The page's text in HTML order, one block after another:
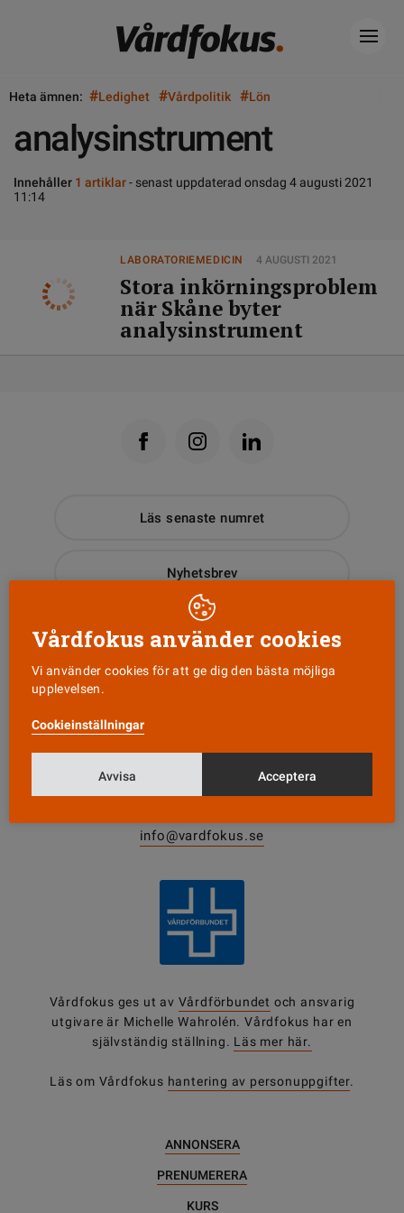
Heta ämnen: #Ledighet #Vårdpolitik #Lön
analysinstrument
Innehåller 1 artiklar- senast uppdaterad onsdag 4 augusti 2021
11:14
LABORATORIEMEDICIN 4 AUGUSTI 2021
Stora inkörningsproblem
när Skåne byter
analysinstrument
Läs senaste numret
Nyhetsbrev
Tipsa oss!
Box 3207
103 64 Stockholm
info@vardfokus.se
Vårdfokus ges ut av Vårdförbundet och ansvarig
utgivare är Michelle Wahrolén. Vårdfokus har en
självständig ställning. Läs mer här.
Läs om Vårdfokus hantering av personuppgifter.
ANNONSERA
PRENUMERERA
KURS
Vårdfokus använder cookies
Vi använder cookies för att ge dig den bästa möjliga
upplevelsen.
Cookieinställningar
Avvisa Acceptera